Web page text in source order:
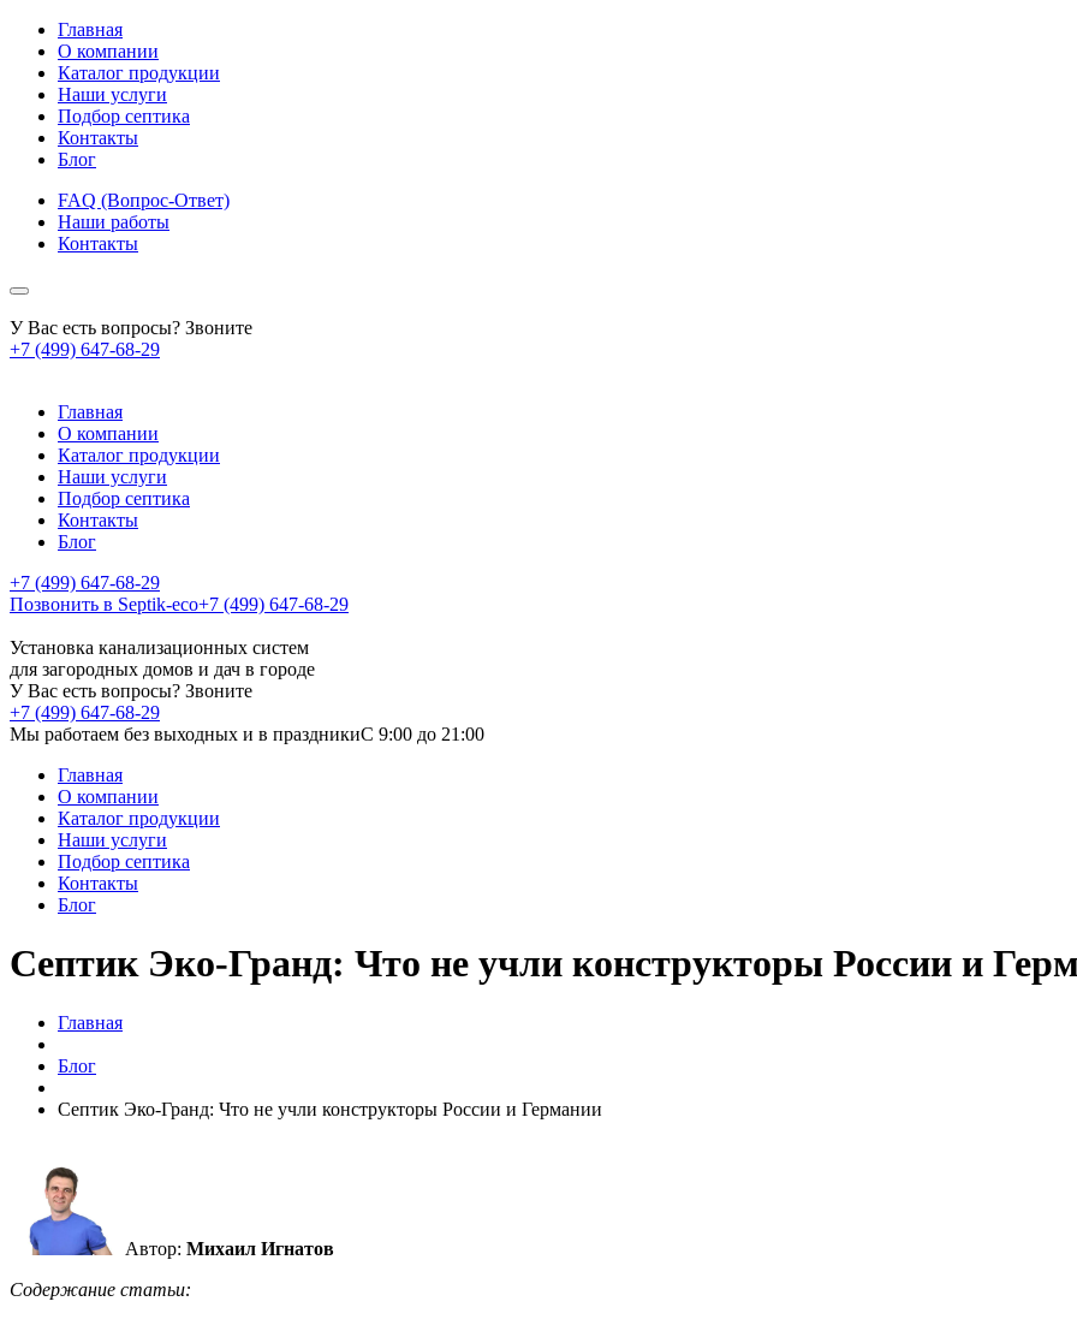
Главная
О компании
Каталог продукции
Наши услуги
Подбор септика
Контакты
Блог
FAQ (Вопрос-Ответ)
Наши работы
Контакты
У Вас есть вопросы? Звоните
+7 (499) 647-68-29
Главная
О компании
Каталог продукции
Наши услуги
Подбор септика
Контакты
Блог
+7 (499) 647-68-29
Позвонить в Septik-eco+7 (499) 647-68-29
Установка канализационных систем
для загородных домов и дач в городе
У Вас есть вопросы? Звоните
+7 (499) 647-68-29
Мы работаем без выходных и в праздникиC 9:00 до 21:00
Главная
О компании
Каталог продукции
Наши услуги
Подбор септика
Контакты
Блог
Септик Эко-Гранд: Что не учли конструкторы России и
Главная
Блог
Септик Эко-Гранд: Что не учли конструкторы России и Германии
Автор: Михаил Игнатов
Содержание статьи: